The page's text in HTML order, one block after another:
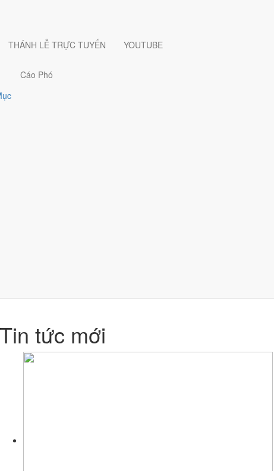
THÁNH LỄ TRỰC TUYẾN YOUTUBE
Cáo Phó
Tin tức mới